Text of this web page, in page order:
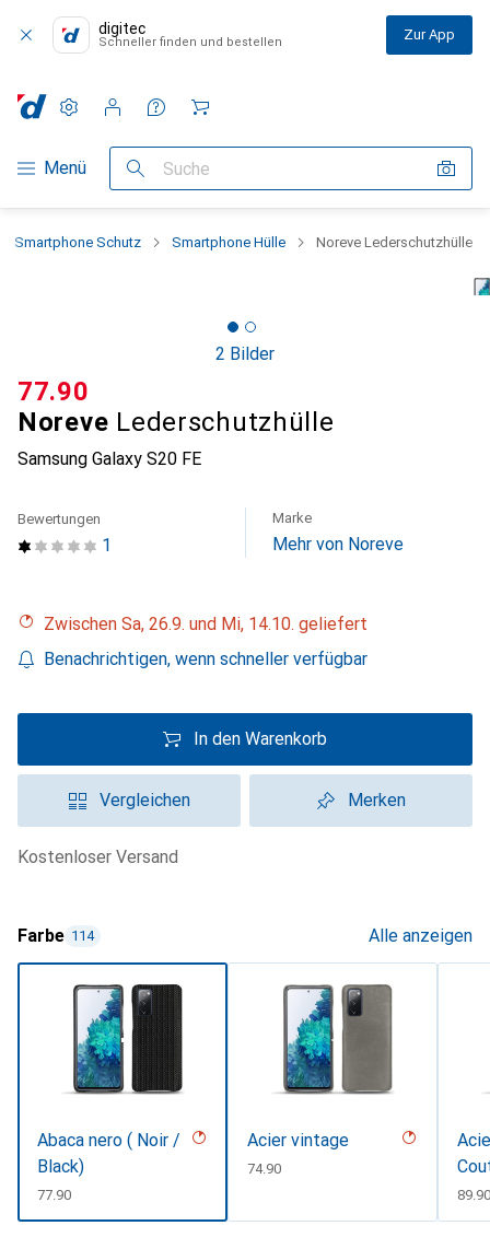
digitec
Schneller finden und bestellen Zur App
Navigation nach Kategorien
Menü Suche
Einstellungen
Kundenkonto
Vergleichslisten
Merklisten
Warenkorb
Smartphone Schutz Smartphone Hülle Noreve Lederschutzhülle
2 Bilder
Noreve Lederschutzhülle
Samsung Galaxy S20 FE
CHF
77.90
1
Bewertungen Marke
Mehr von Noreve
Zwischen Sa, 26.9. und Mi, 14.10. geliefert
Benachrichtigen, wenn schneller verfügbar
In den Warenkorb
Vergleichen Merken
kostenloser Versand
Farbe 114 Alle anzeigen
Abaca nero ( Noir /
Black)
CHF
77.90
Acier vintage
CHF
74.90
CHF